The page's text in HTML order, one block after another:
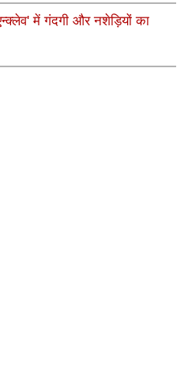
में गंदगी और नशेड़ियों का